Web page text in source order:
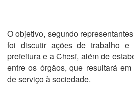
O objetivo, segundo
foi discutir ações de trabalho e
prefeitura e a Chesf, além de
entre os órgãos, que resultará
de serviço à sociedade.